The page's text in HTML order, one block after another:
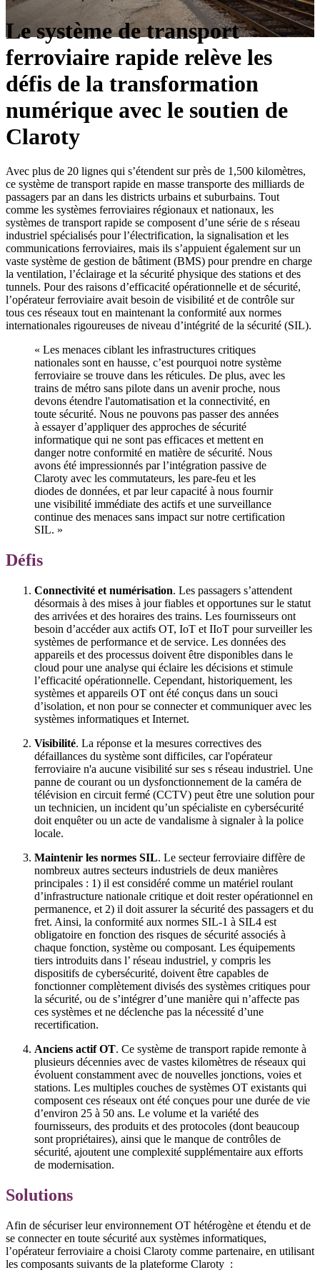
Le système de transport
ferroviaire rapide relève les
défis de la transformation
numérique avec le soutien de
Claroty
Avec plus de 20 lignes qui s’étendent sur près de 1,500 kilomètres,
ce système de transport rapide en masse transporte des milliards de
passagers par an dans les districts urbains et suburbains. Tout
comme les systèmes ferroviaires régionaux et nationaux, les
systèmes de transport rapide se composent d’une série de s réseau
industriel spécialisés pour l’électrification, la signalisation et les
communications ferroviaires, mais ils s’appuient également sur un
vaste système de gestion de bâtiment (BMS) pour prendre en charge
la ventilation, l’éclairage et la sécurité physique des stations et des
tunnels. Pour des raisons d’efficacité opérationnelle et de sécurité,
l’opérateur ferroviaire avait besoin de visibilité et de contrôle sur
tous ces réseaux tout en maintenant la conformité aux normes
internationales rigoureuses de niveau d’intégrité de la sécurité (SIL).
« Les menaces ciblant les infrastructures critiques
nationales sont en hausse, c’est pourquoi notre système
ferroviaire se trouve dans les réticules. De plus, avec les
trains de métro sans pilote dans un avenir proche, nous
devons étendre l'automatisation et la connectivité, en
toute sécurité. Nous ne pouvons pas passer des années
à essayer d’appliquer des approches de sécurité
informatique qui ne sont pas efficaces et mettent en
danger notre conformité en matière de sécurité. Nous
avons été impressionnés par l’intégration passive de
Claroty avec les commutateurs, les pare-feu et les
diodes de données, et par leur capacité à nous fournir
une visibilité immédiate des actifs et une surveillance
continue des menaces sans impact sur notre certification
SIL. »
Défis
Connectivité et numérisation. Les passagers s’attendent
désormais à des mises à jour fiables et opportunes sur le statut
des arrivées et des horaires des trains. Les fournisseurs ont
besoin d’accéder aux actifs OT, IoT et IIoT pour surveiller les
systèmes de performance et de service. Les données des
appareils et des processus doivent être disponibles dans le
cloud pour une analyse qui éclaire les décisions et stimule
l’efficacité opérationnelle. Cependant, historiquement, les
systèmes et appareils OT ont été conçus dans un souci
d’isolation, et non pour se connecter et communiquer avec les
systèmes informatiques et Internet.
Visibilité. La réponse et la mesures correctives des
défaillances du système sont difficiles, car l'opérateur
ferroviaire n'a aucune visibilité sur ses s réseau industriel. Une
panne de courant ou un dysfonctionnement de la caméra de
télévision en circuit fermé (CCTV) peut être une solution pour
un technicien, un incident qu’un spécialiste en cybersécurité
doit enquêter ou un acte de vandalisme à signaler à la police
locale.
Maintenir les normes SIL. Le secteur ferroviaire diffère de
nombreux autres secteurs industriels de deux manières
principales : 1) il est considéré comme un matériel roulant
d’infrastructure nationale critique et doit rester opérationnel en
permanence, et 2) il doit assurer la sécurité des passagers et du
fret. Ainsi, la conformité aux normes SIL-1 à SIL4 est
obligatoire en fonction des risques de sécurité associés à
chaque fonction, système ou composant. Les équipements
tiers introduits dans l’ réseau industriel, y compris les
dispositifs de cybersécurité, doivent être capables de
fonctionner complètement divisés des systèmes critiques pour
la sécurité, ou de s’intégrer d’une manière qui n’affecte pas
ces systèmes et ne déclenche pas la nécessité d’une
recertification.
Anciens actif OT. Ce système de transport rapide remonte à
plusieurs décennies avec de vastes kilomètres de réseaux qui
évoluent constamment avec de nouvelles jonctions, voies et
stations. Les multiples couches de systèmes OT existants qui
composent ces réseaux ont été conçues pour une durée de vie
d’environ 25 à 50 ans. Le volume et la variété des
fournisseurs, des produits et des protocoles (dont beaucoup
sont propriétaires), ainsi que le manque de contrôles de
sécurité, ajoutent une complexité supplémentaire aux efforts
de modernisation.
Solutions
Afin de sécuriser leur environnement OT hétérogène et étendu et de
se connecter en toute sécurité aux systèmes informatiques,
l’opérateur ferroviaire a choisi Claroty comme partenaire, en utilisant
les composants suivants de la plateforme Claroty :